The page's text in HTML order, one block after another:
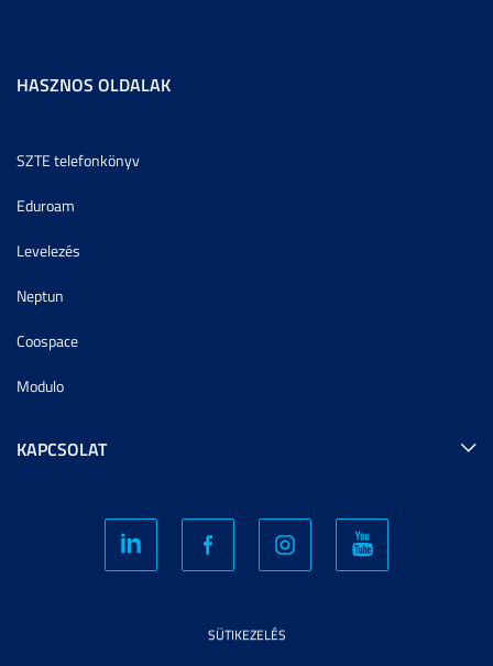
HASZNOS OLDALAK
SZTE telefonkönyv
Eduroam
Levelezés
Neptun
Coospace
Modulo
KAPCSOLAT
SÜTIKEZELÉS